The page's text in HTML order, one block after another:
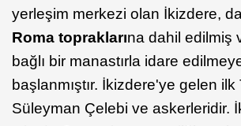
yerleşim merkezi olan İkizdere,
Roma topraklarına dahil edilmiş
bağlı bir manastırla idare
başlanmıştır. İkizdere'ye gelen ilk
Süleyman Çelebi ve askerleridir.